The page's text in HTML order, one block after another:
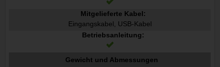
Mitgelieferte Kabel:
Eingangskabel, USB-Kabel
Betriebsanleitung:
Gewicht und Abmessungen